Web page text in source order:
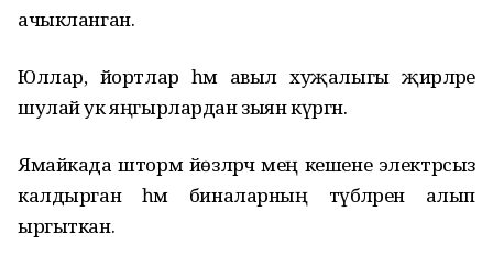
ачыкланган.
Юллар, йортлар һәм авыл хуҗалыгы җирләре
шулай ук яңгырлардан зыян күргән.
Ямайкада шторм йөзләрчә мең кешене электрсыз
калдырган
һәм биналарның түбәләрен алып
ыргыткан.